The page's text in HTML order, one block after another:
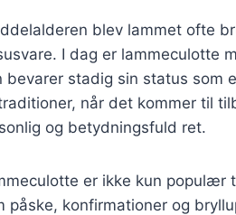
blev lammet ofte
I dag er lammeculotte
bevarer stadig sin status som
når det kommer til
og betydningsfuld ret.
er ikke kun populær
påske, konfirmationer og